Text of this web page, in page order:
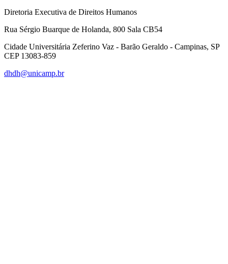
Diretoria Executiva de Direitos Humanos
Rua Sérgio Buarque de Holanda, 800 Sala CB54
Cidade Universitária Zeferino Vaz - Barão Geraldo - Campinas, SP
CEP 13083-859
dhdh@unicamp.br